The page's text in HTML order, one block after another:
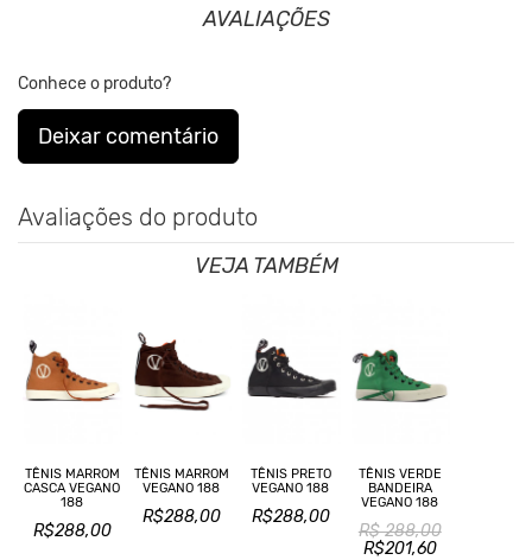
Veja abaixo tabela de tamanhos comparados a numerçao
AVALIAÇÕES
Conhece o produto?
Deixar comentário
Avaliações do produto
VEJA TAMBÉM
TÊNIS MARROM
CASCA VEGANO
188
R$288,00
TÊNIS MARROM
VEGANO 188
R$288,00
TÊNIS PRETO
VEGANO 188
R$288,00
TÊNIS VERDE
BANDEIRA
VEGANO 188
R$ 288,00
R$201,60